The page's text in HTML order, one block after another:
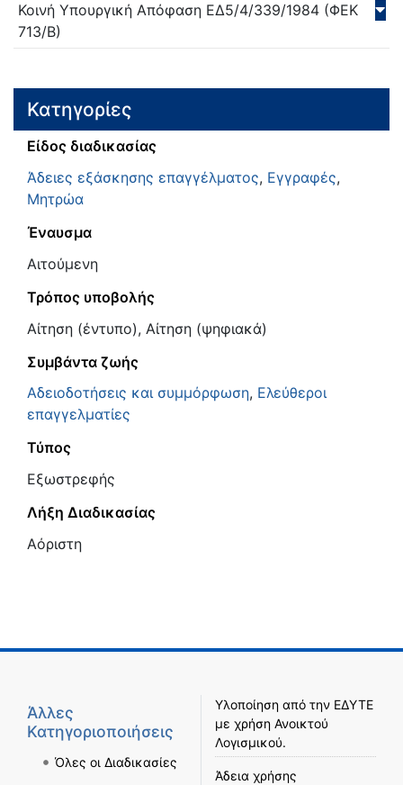
Κοινή Υπουργική Απόφαση ΕΔ5/4/339/1984 (ΦΕΚ
713/Β)
Κατηγορίες
Είδος διαδικασίας
Άδειες εξάσκησης επαγγέλματος, Εγγραφές,
Μητρώα
Έναυσμα
Αιτούμενη
Τρόπος υποβολής
Αίτηση (έντυπο), Αίτηση (ψηφιακά)
Συμβάντα ζωής
Αδειοδοτήσεις και συμμόρφωση, Ελεύθεροι
επαγγελματίες
Τύπος
Εξωστρεφής
Λήξη Διαδικασίας
Αόριστη
Άλλες
Κατηγοριοποιήσεις
Όλες οι Διαδικασίες
Υλοποίηση από την ΕΔΥΤΕ
με χρήση Ανοικτού
Λογισμικού.
Άδεια χρήσης